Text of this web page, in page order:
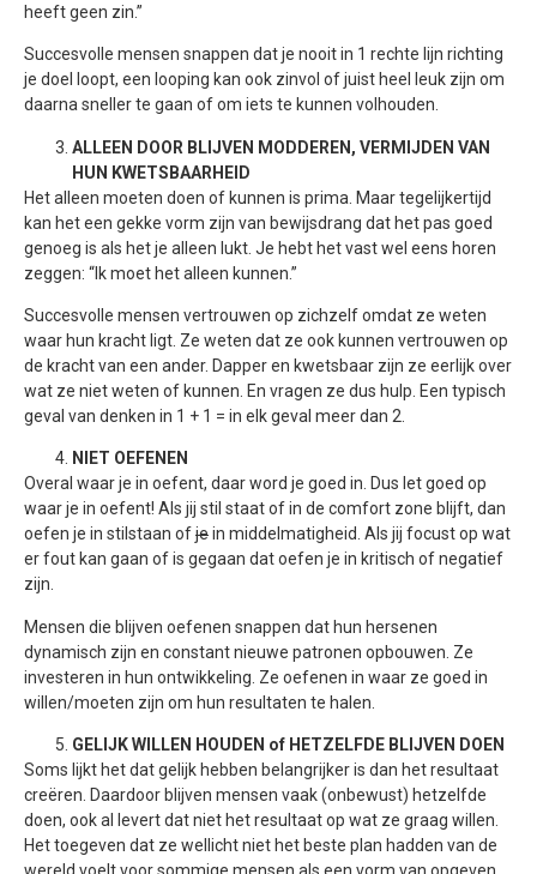
heeft geen zin.”
Succesvolle mensen snappen dat je nooit in 1 rechte lijn richting
je doel loopt, een looping kan ook zinvol of juist heel leuk zijn om
daarna sneller te gaan of om iets te kunnen volhouden.
ALLEEN DOOR BLIJVEN MODDEREN, VERMIJDEN VAN
HUN KWETSBAARHEID
Het alleen moeten doen of kunnen is prima. Maar tegelijkertijd
kan het een gekke vorm zijn van bewijsdrang dat het pas goed
genoeg is als het je alleen lukt. Je hebt het vast wel eens horen
zeggen: “Ik moet het alleen kunnen.”
Succesvolle mensen vertrouwen op zichzelf omdat ze weten
waar hun kracht ligt. Ze weten dat ze ook kunnen vertrouwen op
de kracht van een ander. Dapper en kwetsbaar zijn ze eerlijk over
wat ze niet weten of kunnen. En vragen ze dus hulp. Een typisch
geval van denken in 1 + 1 = in elk geval meer dan 2.
NIET OEFENEN
Overal waar je in oefent, daar word je goed in. Dus let goed op
waar je in oefent! Als jij stil staat of in de comfort zone blijft, dan
oefen je in stilstaan ofjein middelmatigheid. Als jij focust op wat
er fout kan gaan of is gegaan dat oefen je in kritisch of negatief
zijn.
Mensen die blijven oefenen snappen dat hun hersenen
dynamisch zijn en constant nieuwe patronen opbouwen. Ze
investeren in hun ontwikkeling. Ze oefenen in waar ze goed in
willen/moeten zijn om hun resultaten te halen.
GELIJK WILLEN HOUDEN of HETZELFDE BLIJVEN DOEN
Soms lijkt het dat gelijk hebben belangrijker is dan het resultaat
creëren. Daardoor blijven mensen vaak (onbewust) hetzelfde
doen, ook al levert dat niet het resultaat op wat ze graag willen.
Het toegeven dat ze wellicht niet het beste plan hadden van de